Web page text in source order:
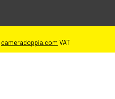
cameradoppia.com VAT